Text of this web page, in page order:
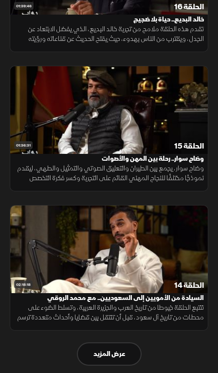
01:39:46 الحلقة 16
خالد البديع.. حياة بلا ضجيج
تقدم هذه الحلقة ملامح من تجربة خالد البديع، الذي يفضل الابتعاد عن
الجدل، ويقترب من الناس بهدوء، حيث يفتح الحديث عن قناعاته ورؤيته
01:36:31 الحلقة 15
وضاح سوار.. رحلة بين المهن والأصوات
وضاح سوار، يجمع بين الطيران والتعليق الصوتي والتمثيل والطهي، ليقدم
نموذجًا مختلفًا للنجاح المهني القائم على التجربة وكسر فكرة التخصص
02:18:18 الحلقة 14
السيادة من الأمويين إلى السعوديين.. مع محمد الروقي
تتتبع الحلقة خيوطا من تاريخ العرب والجزيرة العربية، وتسلط الضوء على
محطات من تاريخ آل سعود، قبل أن تنتقل بين قضايا وأحداث متعددة ترسم
عرض المزيد